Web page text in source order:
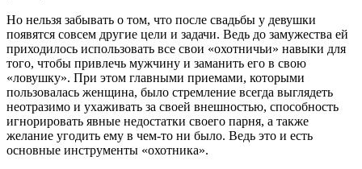
Но нельзя забывать о том, что после свадьбы у девушки
появятся совсем другие цели и задачи. Ведь до замужества ей
приходилось использовать все свои «охотничьи» навыки для
того, чтобы привлечь мужчину и заманить его в свою
«ловушку». При этом главными приемами, которыми
пользовалась женщина, было стремление всегда выглядеть
неотразимо и ухаживать за своей внешностью, способность
игнорировать явные недостатки своего парня, а также
желание угодить ему в чем-то ни было. Ведь это и есть
основные инструменты «охотника».